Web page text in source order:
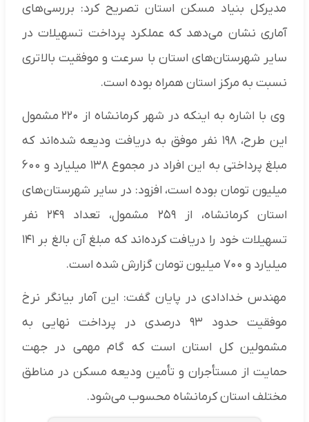
مدیرکل بنیاد مسکن استان تصریح کرد: بررسی‌های
آماری نشان می‌دهد که عملکرد پرداخت تسهیلات در
سایر شهرستان‌های استان با سرعت و موفقیت بالاتری
نسبت به مرکز استان همراه بوده است.
وی با اشاره به اینکه در شهر کرمانشاه از ۲۲۰ مشمول
این طرح، ۱۹۸ نفر موفق به دریافت ودیعه شده‌اند که
مبلغ پرداختی به این افراد در مجموع ۱۳۸ میلیارد و ۶۰۰
میلیون تومان بوده است، افزود: در سایر شهرستان‌های
استان کرمانشاه، از ۲۵۹ مشمول، تعداد ۲۴۹ نفر
تسهیلات خود را دریافت کرده‌اند که مبلغ آن بالغ بر ۱۴۱
میلیارد و ۷۰۰ میلیون تومان گزارش شده است.
مهندس خدادادی در پایان گفت: این آمار بیانگر نرخ
موفقیت حدود ۹۳ درصدی در پرداخت نهایی به
مشمولین کل استان است که گام مهمی در جهت
حمایت از مستأجران و تأمین ودیعه مسکن در مناطق
مختلف استان کرمانشاه محسوب می‌شود.